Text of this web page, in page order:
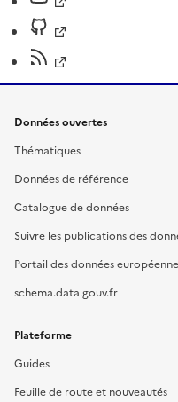
Données ouvertes
Thématiques
Données de référence
Catalogue de données
Suivre les publications des
Portail des données
schema.data.gouv.fr
Plateforme
Guides
Feuille de route et nouveautés